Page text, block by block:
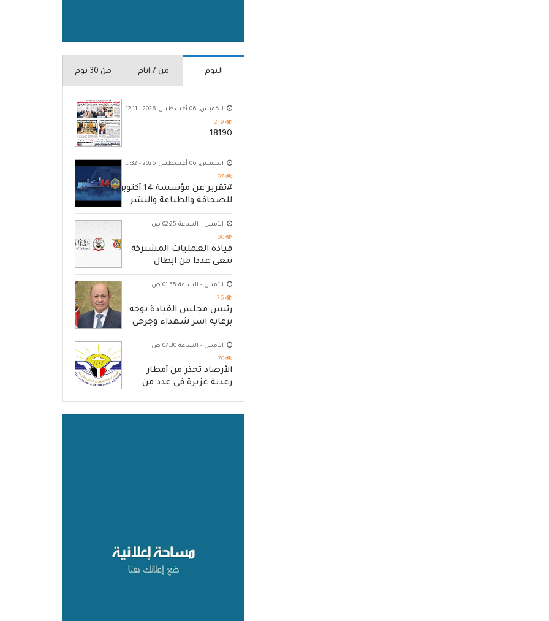
اليوم من 7 ايام من 30 يوم
الخميس, 06 أغسطس 2026 - 12:11 ص
219
18190
الخميس, 06 أغسطس 2026 - 10:32 م
97
#تقرير عن مؤسسة 14 أكتوبر
للصحافة والطباعة والنشر
الأمس - الساعة 02:25 ص
80
قيادة العمليات المشتركة
تنعى عددا من ابطال
القوات المسلحة
الأمس - الساعة 01:55 ص
76
رئيس مجلس القيادة يوجه
برعاية اسر شهداء وجرحى
الهجوم الإرهابي الحوثي
والرد الحازم على مصدر
التهديد
الأمس - الساعة 07:30 ص
70
الأرصاد تحذّر من أمطار
رعدية غزيرة في عدد من